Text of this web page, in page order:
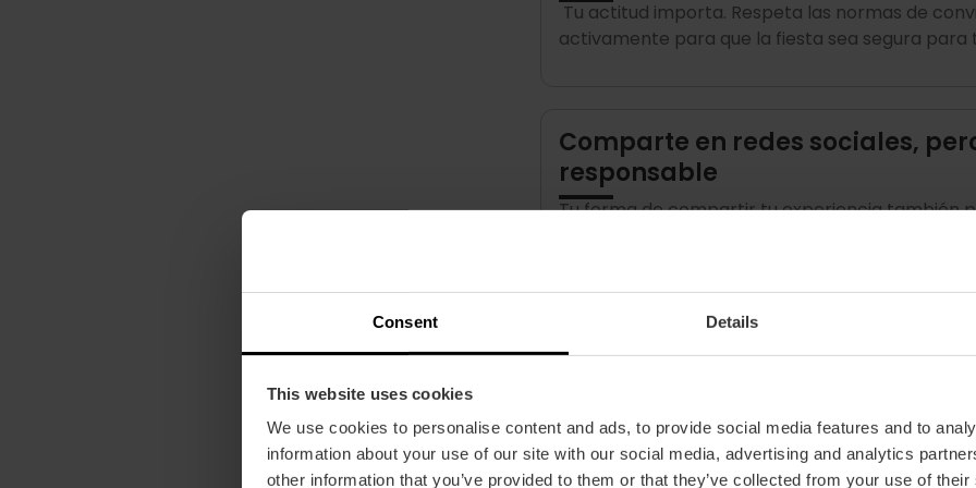
Consent Details
This website uses cookies
We use cookies to personalise content and ads, to provide social media features and to
information about your use of our site with our social media, advertising and analytics
other information that you’ve provided to them or that they’ve collected from your use of
Tu actitud importa. Respeta las normas de
activamente para que la fiesta sea segura para
Comparte en redes sociales,
responsable
Tu forma de compartir tu experiencia también
La pólvora es una tradición
• Utiliza pirotecnia únicamente en zonas
sensibles.
• Cuando utilices pirotecnia, mantén la